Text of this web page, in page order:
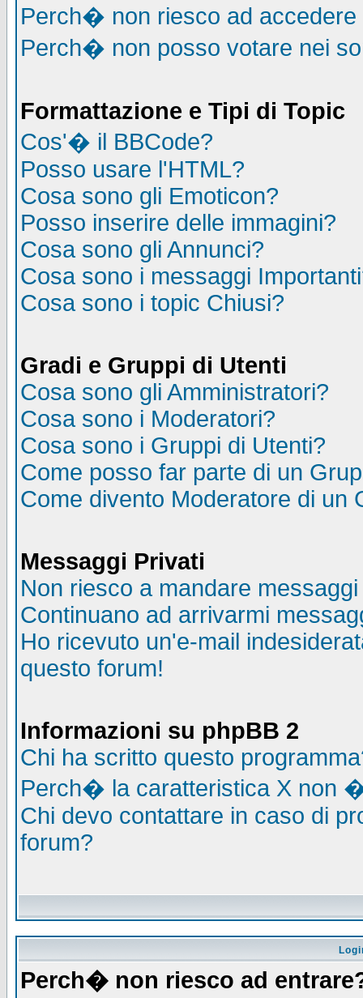
Perch� non riesco ad accedere
Perch� non posso votare nei
Formattazione e Tipi di Topic
Cos'� il BBCode?
Posso usare l'HTML?
Cosa sono gli Emoticon?
Posso inserire delle immagini?
Cosa sono gli Annunci?
Cosa sono i messaggi
Cosa sono i topic Chiusi?
Gradi e Gruppi di Utenti
Cosa sono gli Amministratori?
Cosa sono i Moderatori?
Cosa sono i Gruppi di Utenti?
Come posso far parte di un
Come divento Moderatore di un
Messaggi Privati
Non riesco a mandare
Continuano ad arrivarmi
Ho ricevuto un'e-mail
questo forum!
Informazioni su phpBB 2
Chi ha scritto questo
Perch� la caratteristica X non
Chi devo contattare in caso di
forum?
Perch� non riesco ad